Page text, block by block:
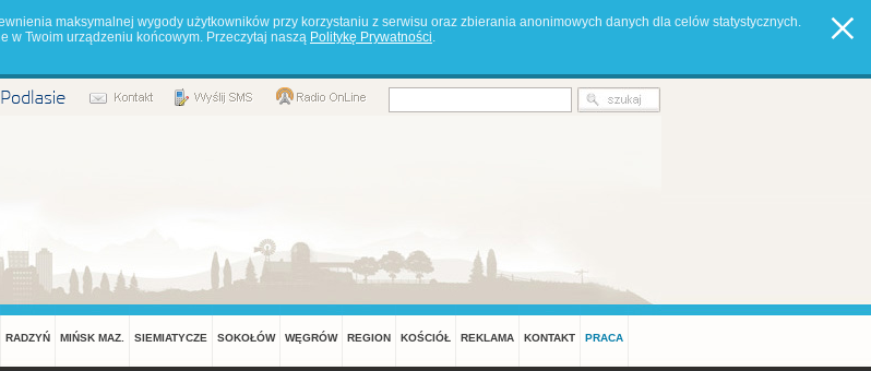
maksymalnej wygody użytkowników przy korzystaniu z serwisu oraz zbierania anonimowych danych dla celów statystycznych.
w Twoim urządzeniu końcowym. Przeczytaj naszą Politykę Prywatności.
RADZYŃ MIŃSK MAZ. SIEMIATYCZE SOKOŁÓW WĘGRÓW REGION KOŚCIÓŁ REKLAMA KONTAKT PRACA